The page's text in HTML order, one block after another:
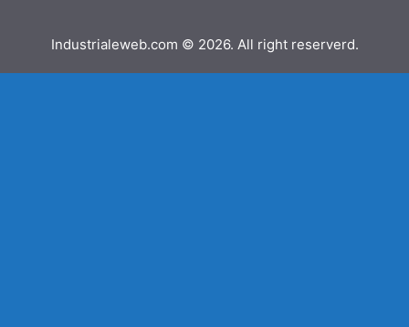
Industrialeweb.com © 2026. All right reserverd.